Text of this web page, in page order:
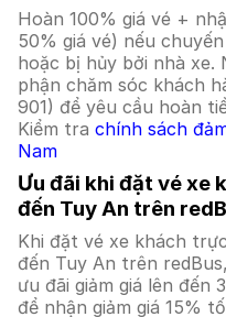
Hoàn 100% giá vé +
50% giá vé) nếu
hoặc bị hủy bởi nhà xe.
phận chăm sóc khách
901) để yêu cầu hoàn
Kiểm tra chính sách
Nam
Ưu đãi khi đặt vé xe
đến Tuy An trên
Khi đặt vé xe khách
đến Tuy An trên
ưu đãi giảm giá lên đến
để nhận giảm giá 15%